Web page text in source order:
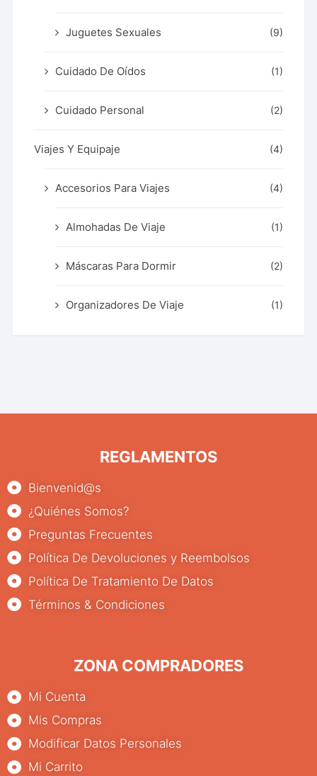
Juguetes Sexuales (9)
Cuidado De Oídos (1)
Cuidado Personal (2)
Viajes Y Equipaje (4)
Accesorios Para Viajes (4)
Almohadas De Viaje (1)
Máscaras Para Dormir (2)
Organizadores De Viaje (1)
REGLAMENTOS
Bienvenid@s
¿Quiénes Somos?
Preguntas Frecuentes
Política De Devoluciones y Reembolsos
Política De Tratamiento De Datos
Términos & Condiciones
ZONA COMPRADORES
Mi Cuenta
Mis Compras
Modificar Datos Personales
Mi Carrito